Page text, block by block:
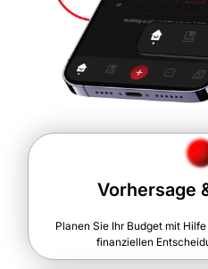
Vorhersage
Planen Sie Ihr Budget mit
finanziellen